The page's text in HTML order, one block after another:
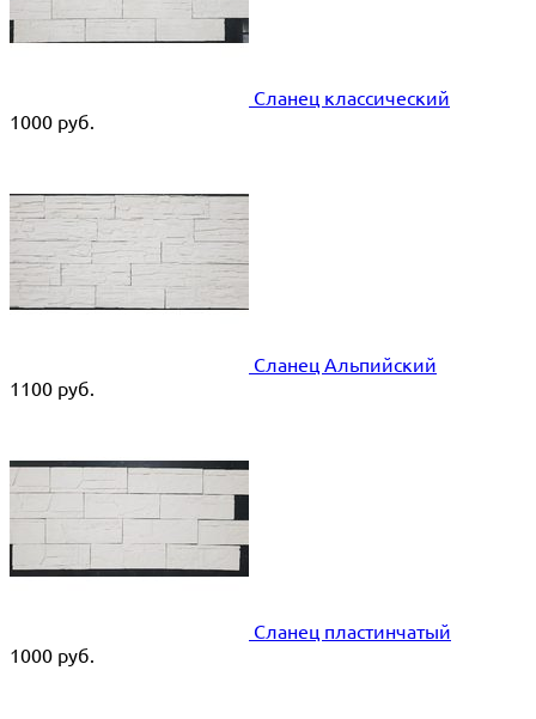
Сланец классический
1000 руб.
Сланец Альпийский
1100 руб.
Сланец пластинчатый
1000 руб.